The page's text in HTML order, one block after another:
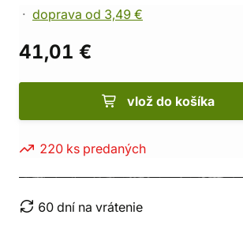
doprava od 3,49 €
41,01 €
vlož do košíka
220 ks predaných
60 dní na vrátenie